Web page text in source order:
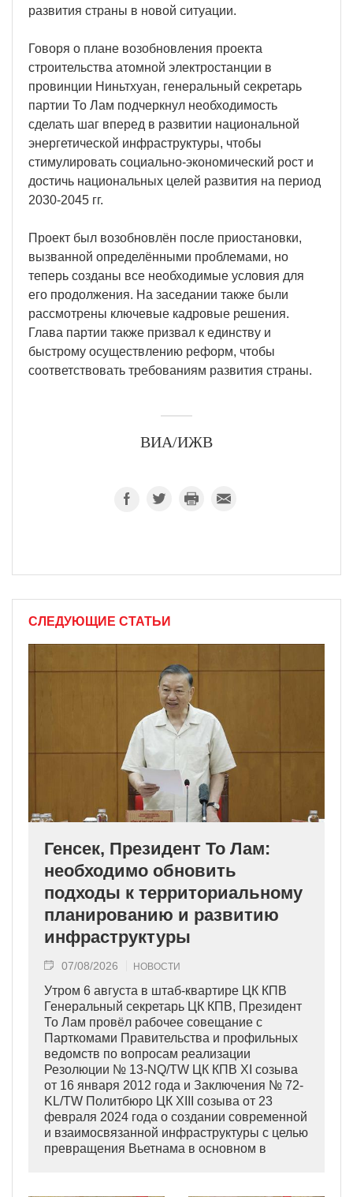
развития страны в новой ситуации.
Говоря о плане возобновления проекта
строительства атомной электростанции в
провинции Ниньтхуан, генеральный секретарь
партии То Лам подчеркнул необходимость
сделать шаг вперед в развитии национальной
энергетической инфраструктуры, чтобы
стимулировать социально-экономический рост и
достичь национальных целей развития на период
2030-2045 гг.
Проект был возобновлён после приостановки,
вызванной определёнными проблемами, но
теперь созданы все необходимые условия для
его продолжения. На заседании также были
рассмотрены ключевые кадровые решения.
Глава партии также призвал к единству и
быстрому осуществлению реформ, чтобы
соответствовать требованиям развития страны.
ВИА/ИЖВ
СЛЕДУЮЩИЕ СТАТЬИ
Генсек, Президент То Лам:
необходимо обновить
подходы к территориальному
планированию и развитию
инфраструктуры
07/08/2026 НОВОСТИ
Утром 6 августа в штаб-квартире ЦК КПВ
Генеральный секретарь ЦК КПВ, Президент
То Лам провёл рабочее совещание с
Парткомами Правительства и профильных
ведомств по вопросам реализации
Резолюции № 13-NQ/TW ЦК КПВ XI созыва
от 16 января 2012 года и Заключения № 72-
KL/TW Политбюро ЦК XIII созыва от 23
февраля 2024 года о создании современной
и взаимосвязанной инфраструктуры с целью
превращения Вьетнама в основном в